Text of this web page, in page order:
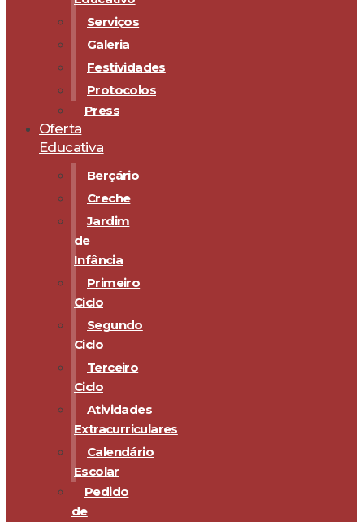
Serviços
Galeria
Festividades
Protocolos
Press
Oferta
Educativa
Berçário
Creche
Jardim
de
Infância
Primeiro
Ciclo
Segundo
Ciclo
Terceiro
Ciclo
Atividades
Extracurriculares
Calendário
Escolar
Pedido
de